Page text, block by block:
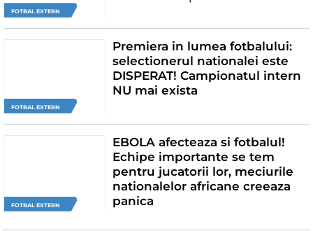
FOTBAL EXTERN
FOTBAL EXTERN
Premiera in lumea fotbalului:
selectionerul nationalei este
DISPERAT! Campionatul intern
NU mai exista
FOTBAL EXTERN
EBOLA afecteaza si fotbalul!
Echipe importante se tem
pentru jucatorii lor, meciurile
nationalelor africane creeaza
panica